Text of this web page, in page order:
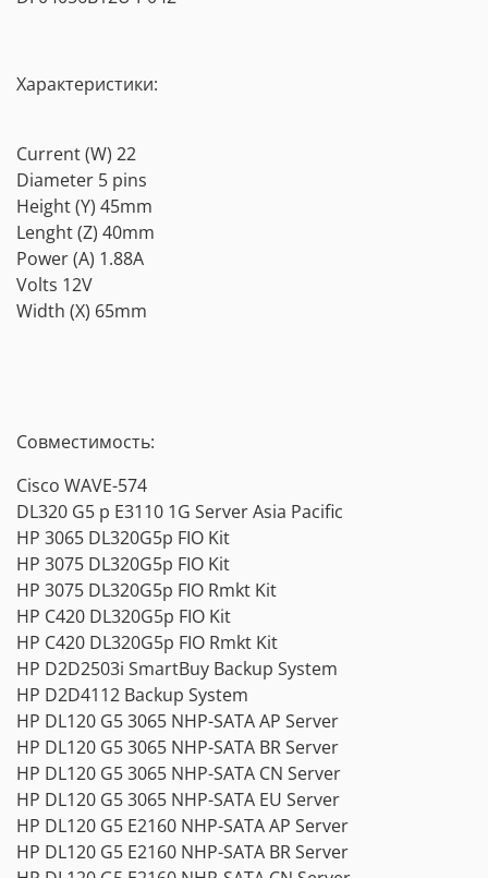
Характеристики:
Current (W) 22
Diameter 5 pins
Height (Y) 45mm
Lenght (Z) 40mm
Power (A) 1.88A
Volts 12V
Width (X) 65mm
Совместимость:
Cisco WAVE-574
DL320 G5 p E3110 1G Server Asia Pacific
HP 3065 DL320G5p FIO Kit
HP 3075 DL320G5p FIO Kit
HP 3075 DL320G5p FIO Rmkt Kit
HP C420 DL320G5p FIO Kit
HP C420 DL320G5p FIO Rmkt Kit
HP D2D2503i SmartBuy Backup System
HP D2D4112 Backup System
HP DL120 G5 3065 NHP-SATA AP Server
HP DL120 G5 3065 NHP-SATA BR Server
HP DL120 G5 3065 NHP-SATA CN Server
HP DL120 G5 3065 NHP-SATA EU Server
HP DL120 G5 E2160 NHP-SATA AP Server
HP DL120 G5 E2160 NHP-SATA BR Server